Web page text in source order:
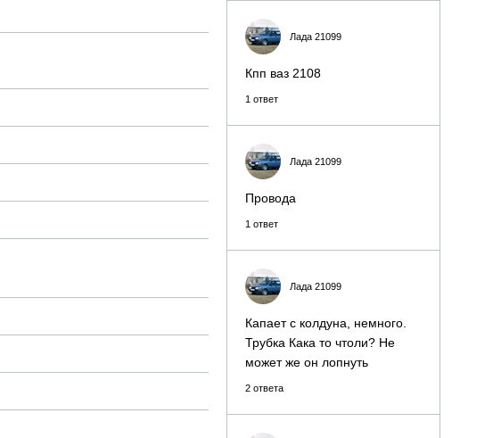
Лада 21099
Кпп ваз 2108
1 ответ
Лада 21099
Провода
1 ответ
Лада 21099
Капает с колдуна, немного.
Трубка Кака то чтоли? Не
может же он лопнуть
2 ответа